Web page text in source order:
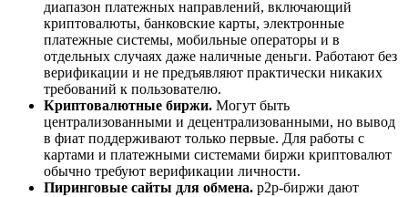
диапазон платежных направлений, включающий
криптовалюты, банковские карты, электронные
платежные системы, мобильные операторы и в
отдельных случаях даже наличные деньги. Работают без
верификации и не предъявляют практически никаких
требований к пользователю.
Криптовалютные биржи. Могут быть
централизованными и децентрализованными, но вывод
в фиат поддерживают только первые. Для работы с
картами и платежными системами биржи криптовалют
обычно требуют верификации личности.
Пиринговые сайты для обмена. p2p-биржи дают